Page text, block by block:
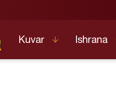
Kuvar Ishrana